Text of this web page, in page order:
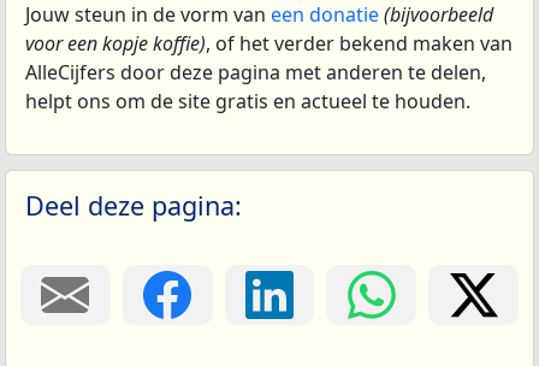
Jouw steun in de vorm van een donatie(bijvoorbeeld
voor een kopje koffie), of het verder bekend maken van
AlleCijfers door deze pagina met anderen te delen,
helpt ons om de site gratis en actueel te houden.
Deel deze pagina: